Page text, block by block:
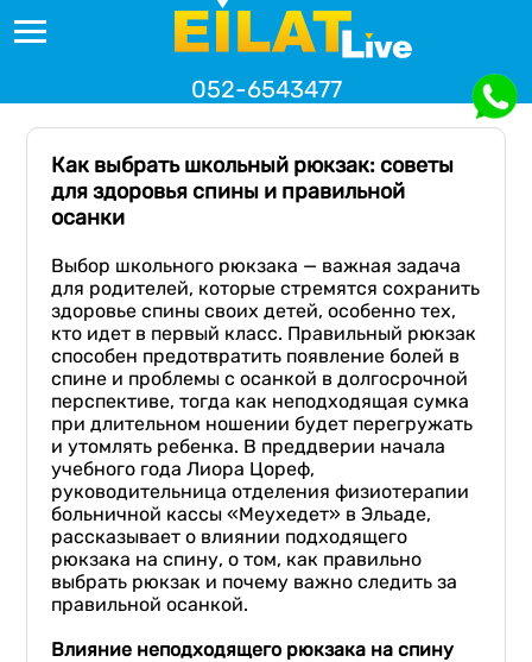
052-6543477
Как выбрать школьный рюкзак: советы
для здоровья спины и правильной
осанки
Выбор школьного рюкзака — важная задача
для родителей, которые стремятся сохранить
здоровье спины своих детей, особенно тех,
кто идет в первый класс. Правильный рюкзак
способен предотвратить появление болей в
спине и проблемы с осанкой в долгосрочной
перспективе, тогда как неподходящая сумка
при длительном ношении будет перегружать
и утомлять ребенка. В преддверии начала
учебного года Лиора Цореф,
руководительница отделения физиотерапии
больничной кассы «Меухедет» в Эльаде,
рассказывает о влиянии подходящего
рюкзака на спину, о том, как правильно
выбрать рюкзак и почему важно следить за
правильной осанкой.
Влияние неподходящего рюкзака на спину